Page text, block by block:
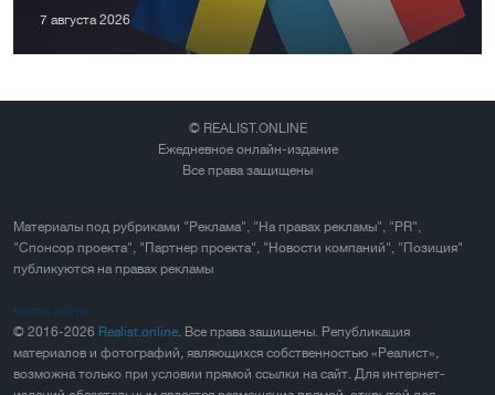
7 августа 2026
© REALIST.ONLINE
Ежедневное онлайн-издание
Все права защищены
Материалы под рубриками "Реклама", "На правах рекламы", "PR",
"Спонсор проекта", "Партнер проекта", "Новости компаний", "Позиция"
публикуются на правах рекламы
Карта сайта
© 2016-2026 Realist.online. Все права защищены. Републикация
материалов и фотографий, являющихся собственностью «Реалист»,
возможна только при условии прямой ссылки на сайт. Для интернет-